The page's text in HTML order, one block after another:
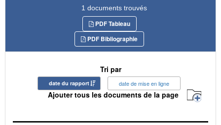
1 documents trouvés
PDF Tableau
PDF Bibliographie
Tri par
date du rapport date de mise en ligne
Ajouter tous les documents de la page